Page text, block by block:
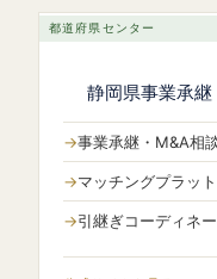
都道府県センター
静岡県事業承
事業承継・M&A相
マッチングプラッ
引継ぎコーディネ